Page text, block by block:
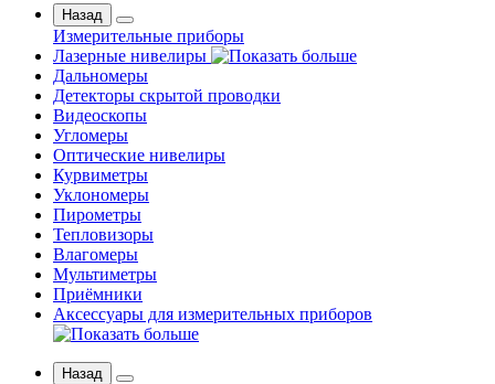
Назад
Измерительные приборы
Лазерные нивелиры
Дальномеры
Детекторы скрытой проводки
Видеоскопы
Угломеры
Оптические нивелиры
Курвиметры
Уклономеры
Пирометры
Тепловизоры
Влагомеры
Мультиметры
Приёмники
Аксессуары для измерительных приборов
Назад